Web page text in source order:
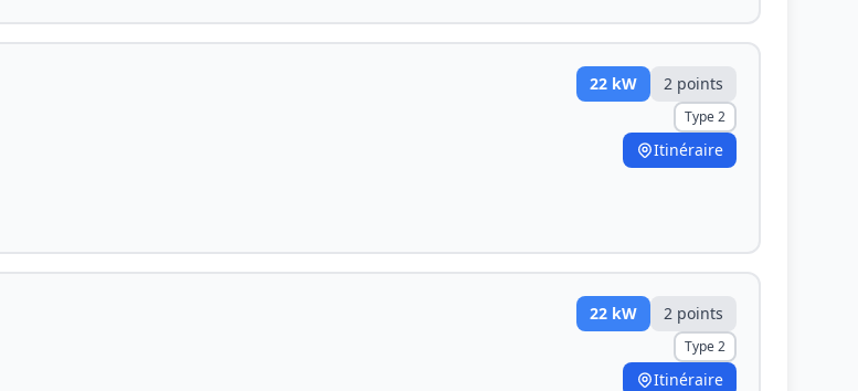
22 kW 2 points
Type 2
Itinéraire
22 kW 2 points
Type 2
Itinéraire